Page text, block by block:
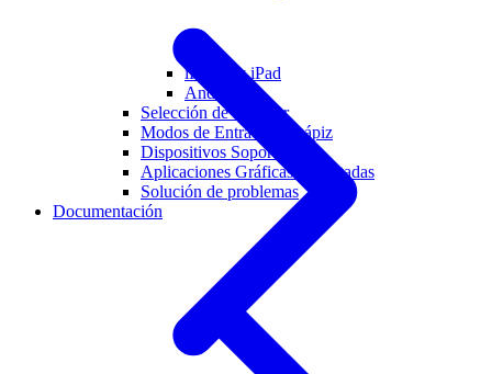
iPhone y iPad
Android
Selección de Monitor
Modos de Entrada de Lápiz
Dispositivos Soportados
Aplicaciones Gráficas Soportadas
Solución de problemas
Documentación